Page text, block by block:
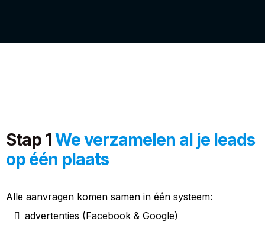
Stap 1We verzamelen al je leads
op één plaats
Alle aanvragen komen samen in één systeem:
advertenties (Facebook & Google)